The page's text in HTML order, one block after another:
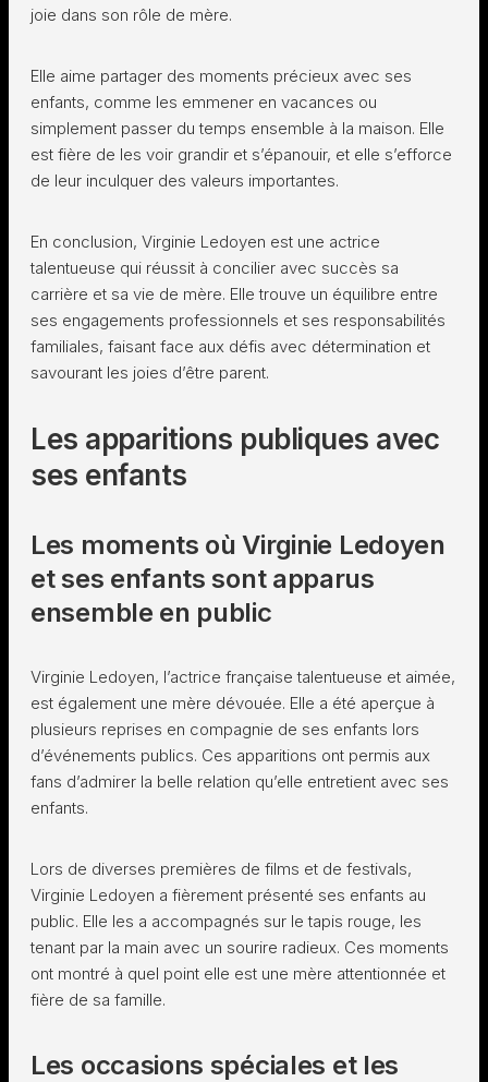
joie dans son rôle de mère.
Elle aime partager des moments précieux avec ses
enfants, comme les emmener en vacances ou
simplement passer du temps ensemble à la maison. Elle
est fière de les voir grandir et s’épanouir, et elle s’efforce
de leur inculquer des valeurs importantes.
En conclusion, Virginie Ledoyen est une actrice
talentueuse qui réussit à concilier avec succès sa
carrière et sa vie de mère. Elle trouve un équilibre entre
ses engagements professionnels et ses responsabilités
familiales, faisant face aux défis avec détermination et
savourant les joies d’être parent.
Les apparitions publiques avec
ses enfants
Les moments où Virginie Ledoyen
et ses enfants sont apparus
ensemble en public
Virginie Ledoyen, l’actrice française talentueuse et aimée,
est également une mère dévouée. Elle a été aperçue à
plusieurs reprises en compagnie de ses enfants lors
d’événements publics. Ces apparitions ont permis aux
fans d’admirer la belle relation qu’elle entretient avec ses
enfants.
Lors de diverses premières de films et de festivals,
Virginie Ledoyen a fièrement présenté ses enfants au
public. Elle les a accompagnés sur le tapis rouge, les
tenant par la main avec un sourire radieux. Ces moments
ont montré à quel point elle est une mère attentionnée et
fière de sa famille.
Les occasions spéciales et les